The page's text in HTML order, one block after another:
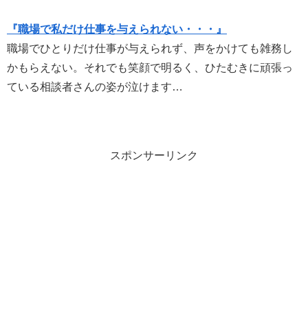
『職場で私だけ仕事を与えられない・・・』
職場でひとりだけ仕事が与えられず、声をかけても雑務し
かもらえない。それでも笑顔で明るく、ひたむきに頑張っ
ている相談者さんの姿が泣けます…
スポンサーリンク